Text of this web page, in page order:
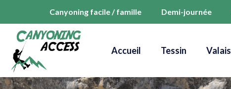
Canyoning facile / famille Demi-journée
Accueil Tessin Valais